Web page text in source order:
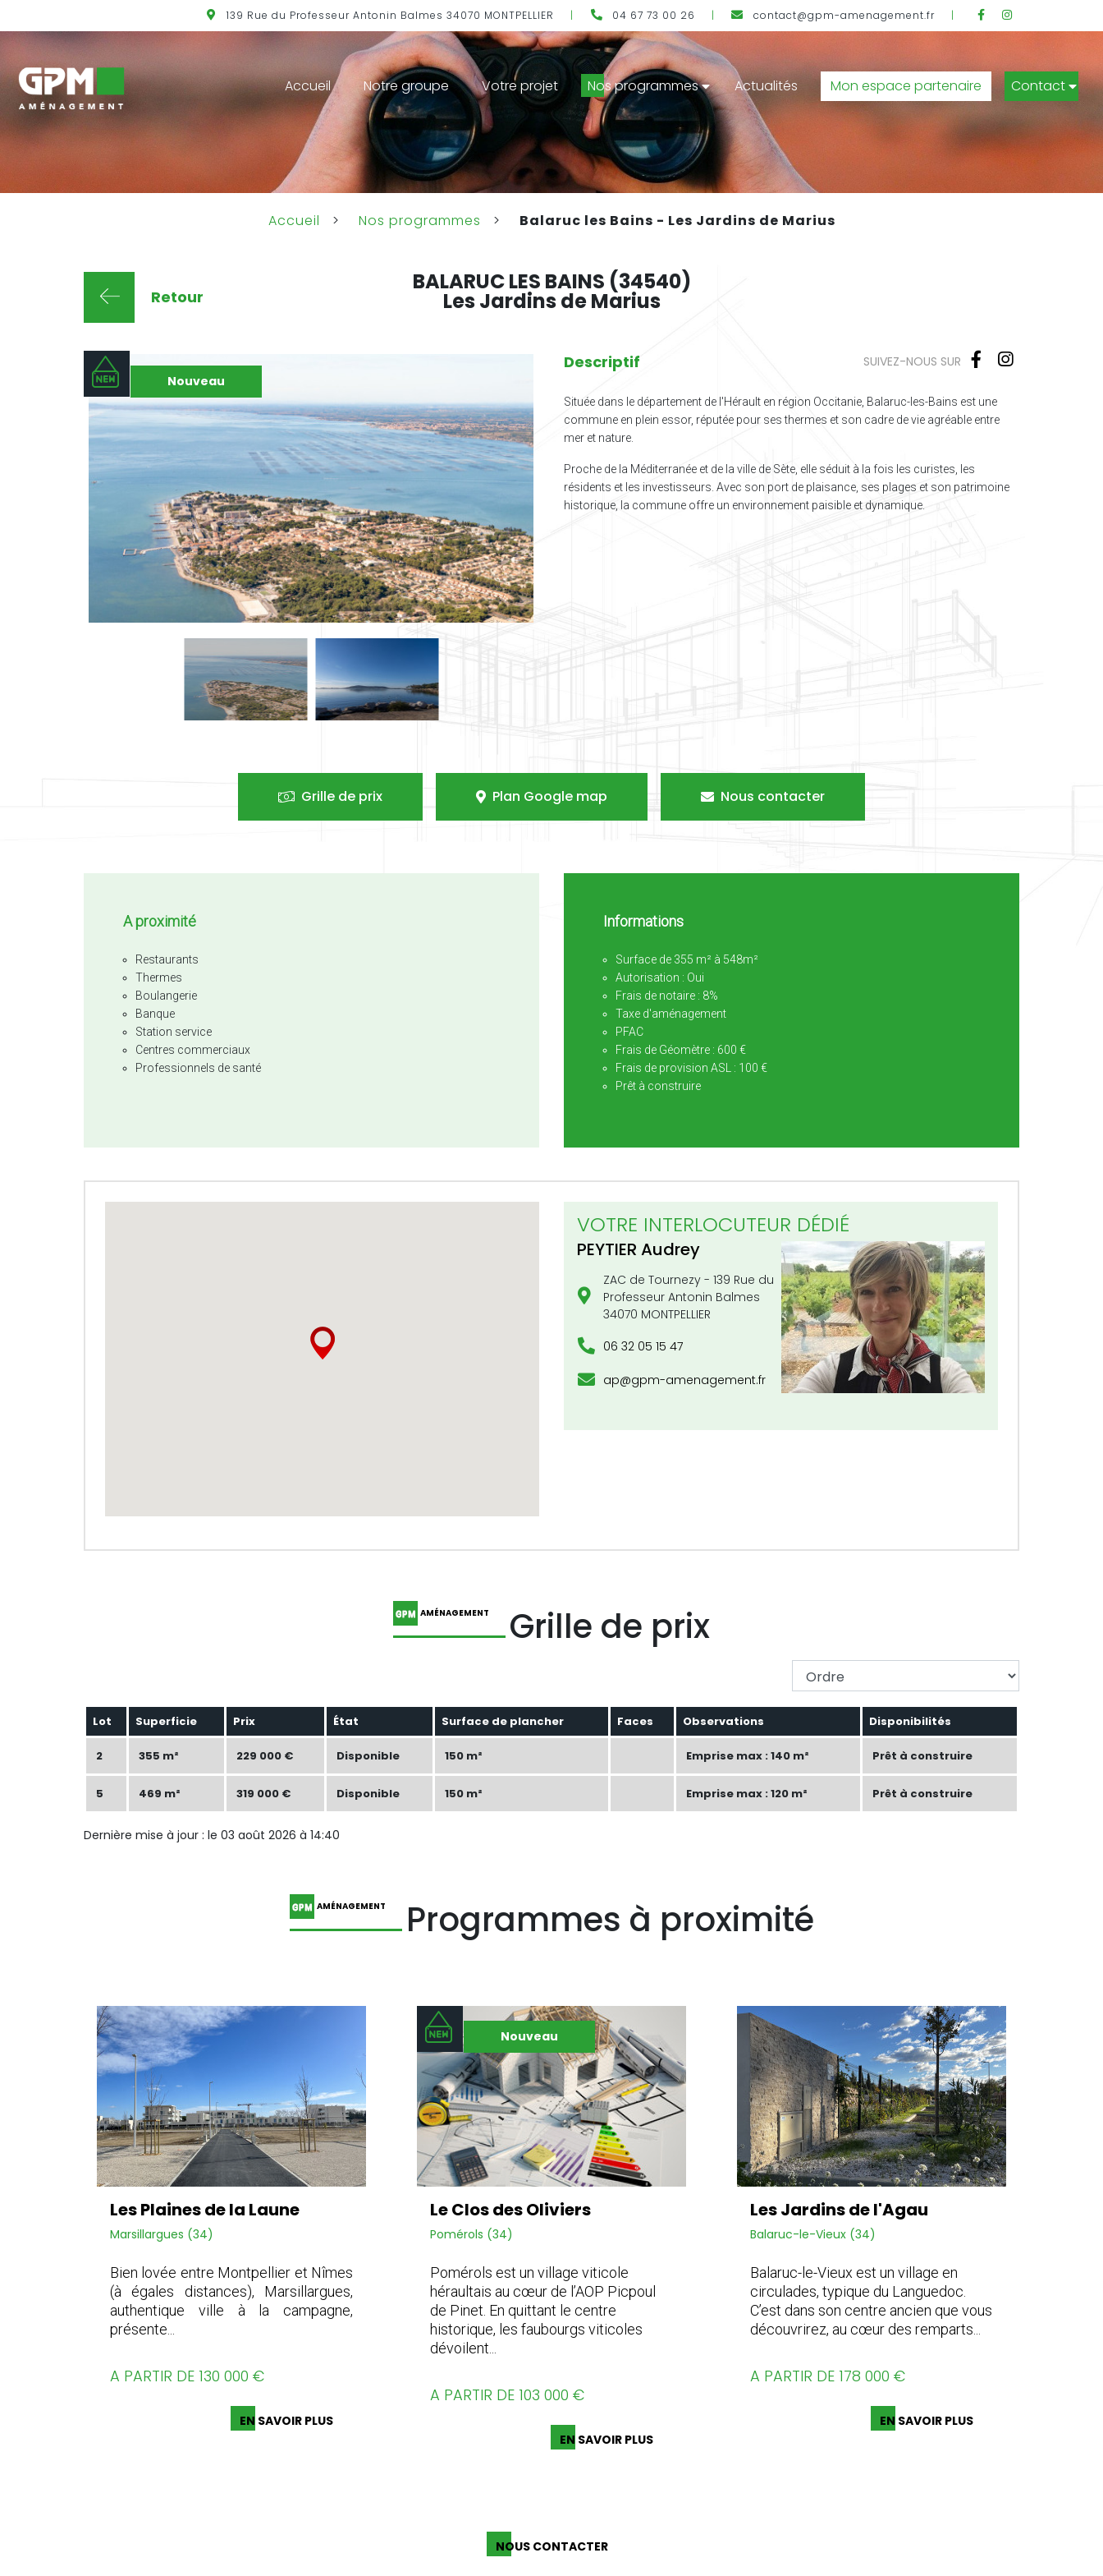
139 Rue du Professeur Antonin Balmes 34070 MONTPELLIER | 04 67 73 00 26 | contact@gpm-amenagement.fr | FacebookInstagram
Accueil Notre groupe Votre projet Nos programmes Actualités Mon espace partenaire Contact
Accueil > Nos programmes > Balaruc les Bains - Les Jardins de Marius
Retour
BALARUC LES BAINS (34540)
Les Jardins de Marius
Nouveau
Descriptif SUIVEZ-NOUS SUR FacebookInstagram
Située dans le département de l'Hérault en région Occitanie, Balaruc-les-Bains est une
commune en plein essor, réputée pour ses thermes et son cadre de vie agréable entre
mer et nature.
Proche de la Méditerranée et de la ville de Sète, elle séduit à la fois les curistes, les
résidents et les investisseurs. Avec son port de plaisance, ses plages et son patrimoine
historique, la commune offre un environnement paisible et dynamique.
Grille de prix Plan Google map Nous contacter
A proximité
Restaurants
Thermes
Boulangerie
Banque
Station service
Centres commerciaux
Professionnels de santé
Informations
Surface de 355 m² à 548m²
Autorisation : Oui
Frais de notaire : 8%
Taxe d'aménagement
PFAC
Frais de Géomètre : 600 €
Frais de provision ASL : 100 €
Prêt à construire
VOTRE INTERLOCUTEUR DÉDIÉ
PEYTIER Audrey
ZAC de Tournezy - 139 Rue du
Professeur Antonin Balmes
34070 MONTPELLIER
06 32 05 15 47
ap@gpm-amenagement.fr
AMÉNAGEMENT Grille de prix
Changer l'ordre
Lot Superficie Prix État Surface de plancher Faces Observations Disponibilités
2 355 m² 229 000 € Disponible 150 m² Emprise max : 140 m² Prêt à construire
5 469 m² 319 000 € Disponible 150 m² Emprise max : 120 m² Prêt à construire
Dernière mise à jour : le 03 août 2026 à 14:40
AMÉNAGEMENT Programmes à proximité
Les Plaines de la Laune
Marsillargues (34)
Bien lovée entre Montpellier et Nîmes
(à égales distances), Marsillargues,
authentique ville à la campagne,
présente...
A PARTIR DE 130 000 €
EN SAVOIR PLUS
Nouveau
Le Clos des Oliviers
Pomérols (34)
Pomérols est un village viticole
héraultais au cœur de l’AOP Picpoul
de Pinet. En quittant le centre
historique, les faubourgs viticoles
dévoilent...
A PARTIR DE 103 000 €
EN SAVOIR PLUS
Les Jardins de l'Agau
Balaruc-le-Vieux (34)
Balaruc-le-Vieux est un village en
circulades, typique du Languedoc.
C’est dans son centre ancien que vous
découvrirez, au cœur des remparts...
A PARTIR DE 178 000 €
EN SAVOIR PLUS
NOUS CONTACTER